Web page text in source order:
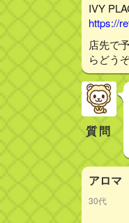
IVY
https://
店先で
らどうぞ
質問
アロマ
30代